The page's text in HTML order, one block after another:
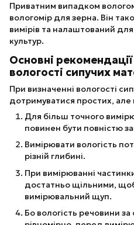
Приватним випадком
вологомір для зерна. Він
вимірів та налаштований
культур.
Основні
вологості сипучих
При визначенні вологості
дотримуватися простих,
Для більш точного
повинен бути повністю
Вимірювати вологість
різній глибині.
При вимірюванні
достатньо щільними,
вимірювальний щуп.
Бо вологість речовини